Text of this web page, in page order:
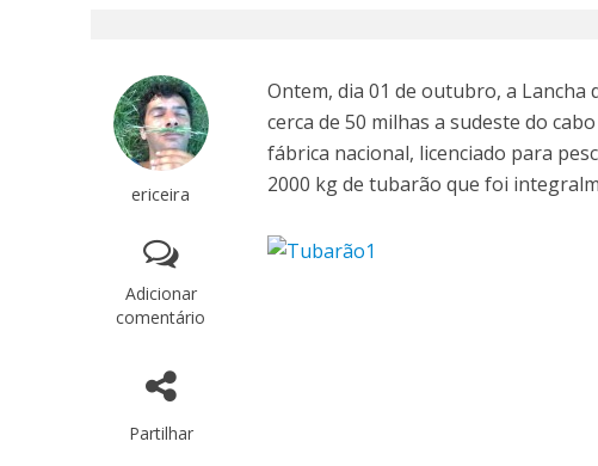
ericeira
Adicionar
comentário
Partilhar
Ontem, dia 01 de outubro, a Lancha
cerca de 50 milhas a sudeste do
fábrica nacional, licenciado para
2000 kg de tubarão que foi